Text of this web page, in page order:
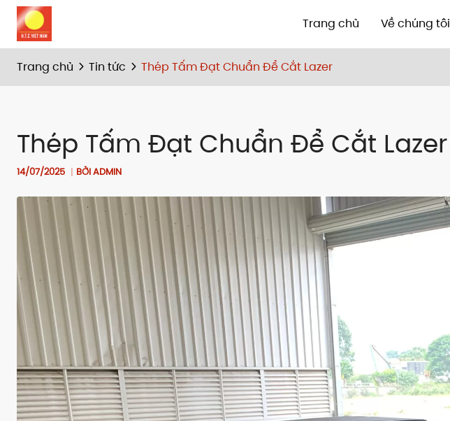
Trang chủ Về chúng tôi
Trang chủ Tin tức Thép Tấm Đạt Chuẩn Để Cắt Lazer
Thép Tấm Đạt Chuẩn Để Cắt Lazer
14/07/2025 BỞI ADMIN